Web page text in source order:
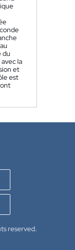
du
la
et
est
reserved.